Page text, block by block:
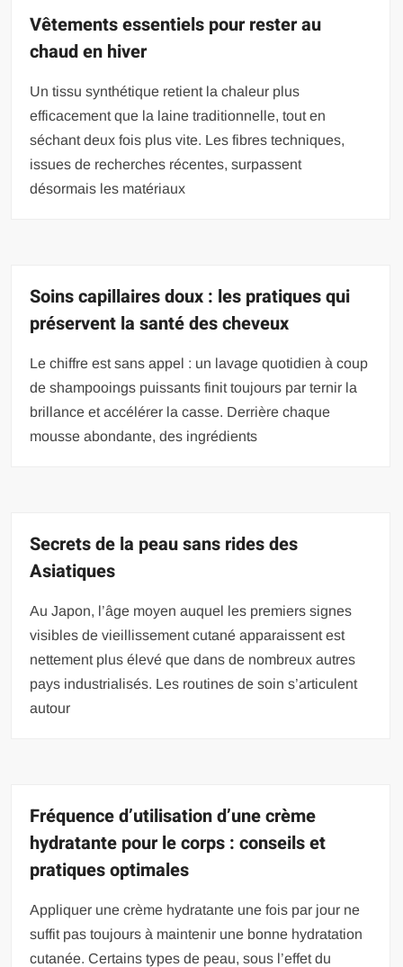
Vêtements essentiels pour rester au
chaud en hiver
Un tissu synthétique retient la chaleur plus
efficacement que la laine traditionnelle, tout en
séchant deux fois plus vite. Les fibres techniques,
issues de recherches récentes, surpassent
désormais les matériaux
Soins capillaires doux : les pratiques qui
préservent la santé des cheveux
Le chiffre est sans appel : un lavage quotidien à coup
de shampooings puissants finit toujours par ternir la
brillance et accélérer la casse. Derrière chaque
mousse abondante, des ingrédients
Secrets de la peau sans rides des
Asiatiques
Au Japon, l’âge moyen auquel les premiers signes
visibles de vieillissement cutané apparaissent est
nettement plus élevé que dans de nombreux autres
pays industrialisés. Les routines de soin s’articulent
autour
Fréquence d’utilisation d’une crème
hydratante pour le corps : conseils et
pratiques optimales
Appliquer une crème hydratante une fois par jour ne
suffit pas toujours à maintenir une bonne hydratation
cutanée. Certains types de peau, sous l’effet du